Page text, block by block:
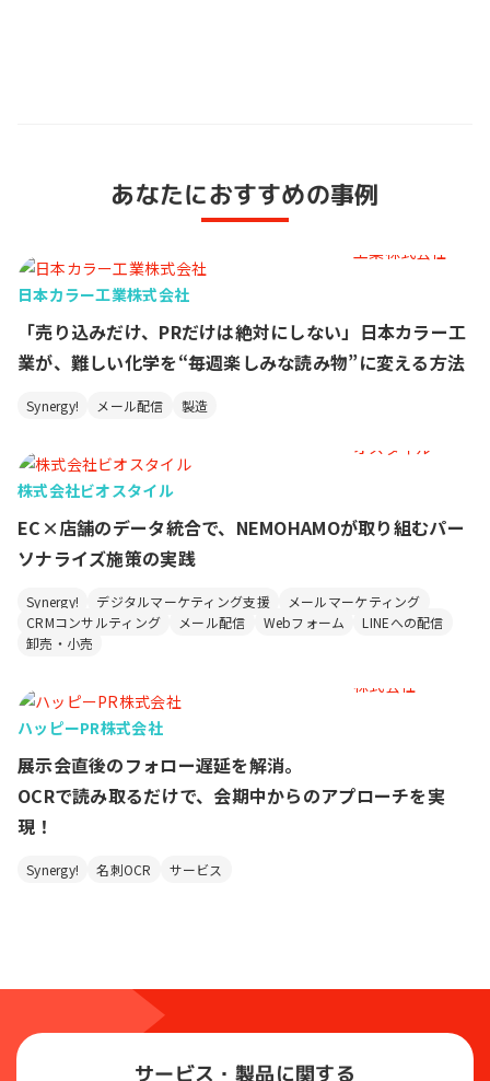
あなたにおすすめの事例
日本カラー工業株式会社
「売り込みだけ、PRだけは絶対にしない」日本カラー工
業が、難しい化学を“毎週楽しみな読み物”に変える方法
Synergy! メール配信 製造
株式会社ビオスタイル
EC×店舗のデータ統合で、NEMOHAMOが取り組むパー
ソナライズ施策の実践
Synergy! デジタルマーケティング支援
メールマーケティング
CRMコンサルティング
メール配信 Webフォーム
LINEへの配信
卸売・小売
ハッピーPR株式会社
展示会直後のフォロー遅延を解消。
OCRで読み取るだけで、会期中からのアプローチを実
現！
Synergy! 名刺OCR サービス
サービス・製品に関する